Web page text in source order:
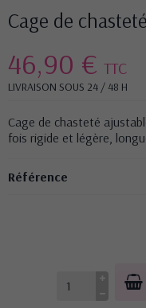
Cage de
46,90 € TTC
LIVRAISON SOUS 24 / 48 H
Cage de chasteté
fois rigide et légère,
Référence